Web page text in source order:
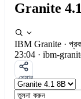
Granite
IBM Granite ·
23:04 · ibm-
শেয়ার